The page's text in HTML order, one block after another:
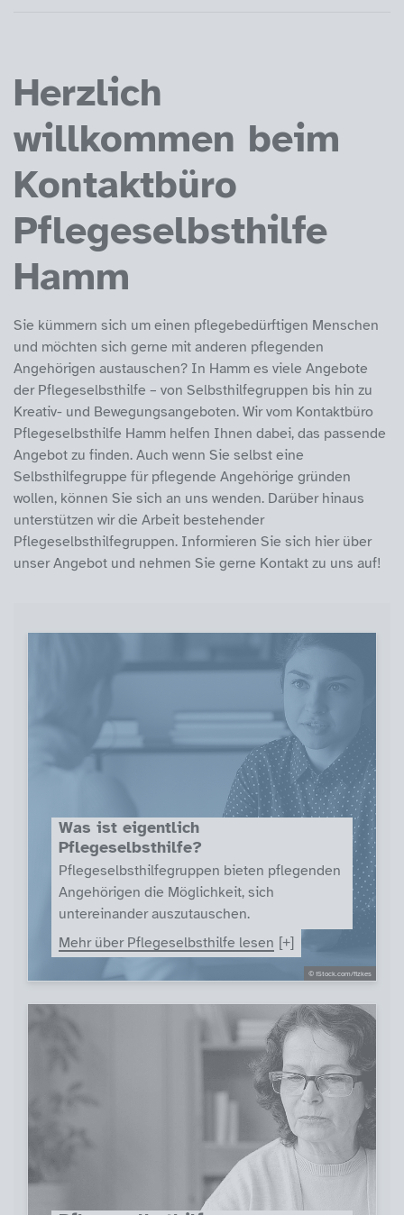
Herzlich
willkommen beim
Kontaktbüro
Pflegeselbsthilfe
Hamm
Sie kümmern sich um einen pflegebedürftigen Menschen
und möchten sich gerne mit anderen pflegenden
Angehörigen austauschen? In Hamm es viele Angebote
der Pflegeselbsthilfe – von Selbsthilfegruppen bis hin zu
Kreativ- und Bewegungsangeboten. Wir vom Kontaktbüro
Pflegeselbsthilfe Hamm helfen Ihnen dabei, das passende
Angebot zu finden. Auch wenn Sie selbst eine
Selbsthilfegruppe für pflegende Angehörige gründen
wollen, können Sie sich an uns wenden. Darüber hinaus
unterstützen wir die Arbeit bestehender
Pflegeselbsthilfegruppen. Informieren Sie sich hier über
unser Angebot und nehmen Sie gerne Kontakt zu uns auf!
Themen
© iStock.com/fizkes
Was ist eigentlich
Pflegeselbsthilfe?
Pflegeselbsthilfegruppen bieten pflegenden
Angehörigen die Möglichkeit, sich
untereinander auszutauschen.
Mehr über Pflegeselbsthilfe lesen